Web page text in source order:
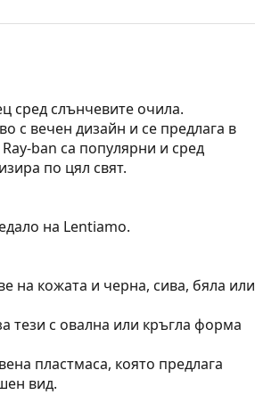
сред слънчевите очила.
с вечен дизайн и се предлага в
ban са популярни и сред
по цял свят.
на Lentiamo.
на кожата и черна, сива, бяла или
тези с овална или кръгла форма
пластмаса, която предлага
вид.